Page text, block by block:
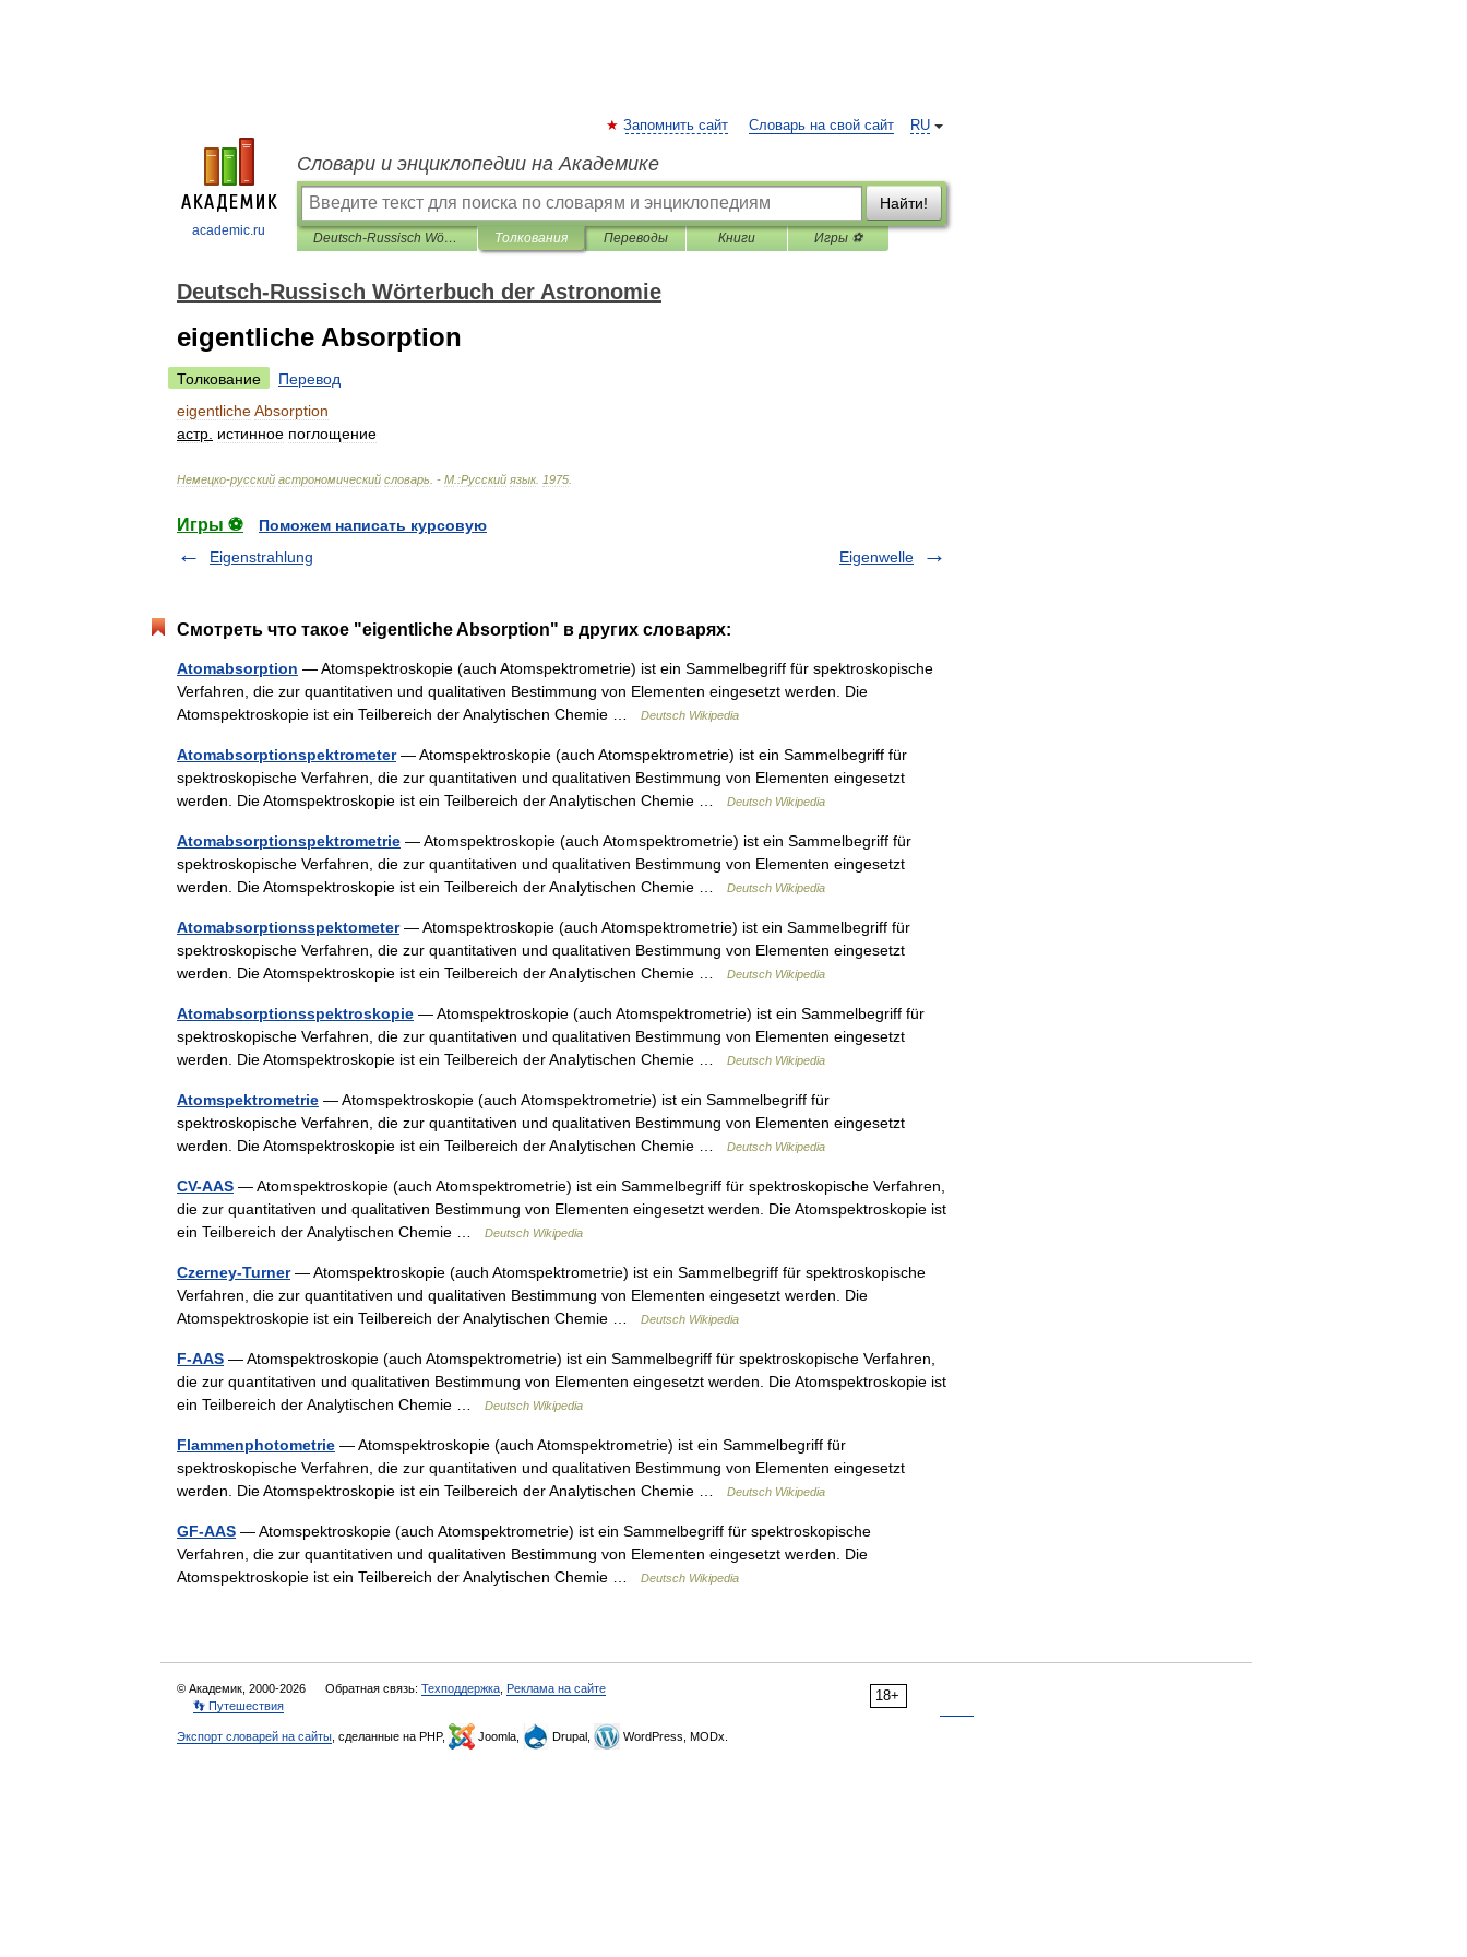
academic.ru
RU
Запомнить сайт Словарь на свой сайт
Словари и энциклопедии на Академике
Найти!
Deutsch-Russisch Wörterbuch der Astronomie Толкования Переводы Книги Игры ⚽
Deutsch-Russisch Wörterbuch der Astronomie
eigentliche Absorption
Толкование
Перевод
eigentlicheAbsorption
астр истинное поглощение
Немецко-русский астрономический словарь . - М :Русский язык. 1975
Игры ⚽
Поможем написать курсовую
Eigenstrahlung
Eigenwelle
Смотреть что такое "eigentliche Absorption" в других словарях:
Atomabsorption — Atomspektroskopie (auch Atomspektrometrie) ist ein Sammelbegriff für spektroskopische
Verfahren, die zur quantitativen und qualitativen Bestimmung von Elementen eingesetzt werden. Die
Atomspektroskopie ist ein Teilbereich der Analytischen Chemie …
Deutsch Wikipedia
Atomabsorptionspektrometer— Atomspektroskopie (auch Atomspektrometrie) ist ein Sammelbegriff für
spektroskopische Verfahren, die zur quantitativen und qualitativen Bestimmung von Elementen eingesetzt
werden. Die Atomspektroskopie ist ein Teilbereich der Analytischen Chemie …
Deutsch Wikipedia
Atomabsorptionspektrometrie — Atomspektroskopie (auch Atomspektrometrie) ist ein Sammelbegriff für
spektroskopische Verfahren, die zur quantitativen und qualitativen Bestimmung von Elementen eingesetzt
werden. Die Atomspektroskopie ist ein Teilbereich der Analytischen Chemie …
Deutsch Wikipedia
Atomabsorptionsspektometer— Atomspektroskopie (auch Atomspektrometrie) ist ein Sammelbegriff für
spektroskopische Verfahren, die zur quantitativen und qualitativen Bestimmung von Elementen eingesetzt
werden. Die Atomspektroskopie ist ein Teilbereich der Analytischen Chemie …
Deutsch Wikipedia
Atomabsorptionsspektroskopie — Atomspektroskopie (auch Atomspektrometrie) ist ein Sammelbegriff für
spektroskopische Verfahren, die zur quantitativen und qualitativen Bestimmung von Elementen eingesetzt
werden. Die Atomspektroskopie ist ein Teilbereich der Analytischen Chemie …
Deutsch Wikipedia
Atomspektrometrie — Atomspektroskopie (auch Atomspektrometrie) ist ein Sammelbegriff für
spektroskopische Verfahren, die zur quantitativen und qualitativen Bestimmung von Elementen eingesetzt
werden. Die Atomspektroskopie ist ein Teilbereich der Analytischen Chemie …
Deutsch Wikipedia
CV-AAS — Atomspektroskopie (auch Atomspektrometrie) ist ein Sammelbegriff für spektroskopische Verfahren,
die zur quantitativen und qualitativen Bestimmung von Elementen eingesetzt werden. Die Atomspektroskopie ist
ein Teilbereich der Analytischen Chemie …
Deutsch Wikipedia
Czerney-Turner— Atomspektroskopie (auch Atomspektrometrie) ist ein Sammelbegriff für spektroskopische
Verfahren, die zur quantitativen und qualitativen Bestimmung von Elementen eingesetzt werden. Die
Atomspektroskopie ist ein Teilbereich der Analytischen Chemie …
Deutsch Wikipedia
F-AAS — Atomspektroskopie (auch Atomspektrometrie) ist ein Sammelbegriff für spektroskopische Verfahren,
die zur quantitativen und qualitativen Bestimmung von Elementen eingesetzt werden. Die Atomspektroskopie ist
ein Teilbereich der Analytischen Chemie …
Deutsch Wikipedia
Flammenphotometrie — Atomspektroskopie (auch Atomspektrometrie) ist ein Sammelbegriff für
spektroskopische Verfahren, die zur quantitativen und qualitativen Bestimmung von Elementen eingesetzt
werden. Die Atomspektroskopie ist ein Teilbereich der Analytischen Chemie …
Deutsch Wikipedia
GF-AAS — Atomspektroskopie (auch Atomspektrometrie) ist ein Sammelbegriff für spektroskopische
Verfahren, die zur quantitativen und qualitativen Bestimmung von Elementen eingesetzt werden. Die
Atomspektroskopie ist ein Teilbereich der Analytischen Chemie …
Deutsch Wikipedia
18+
© Академик, 2000-2026 Обратная связь: Техподдержка Реклама на сайте
👣 Путешествия
Экспорт словарей на сайты , сделанные на PHP, Joomla, Drupal, WordPress, MODx.